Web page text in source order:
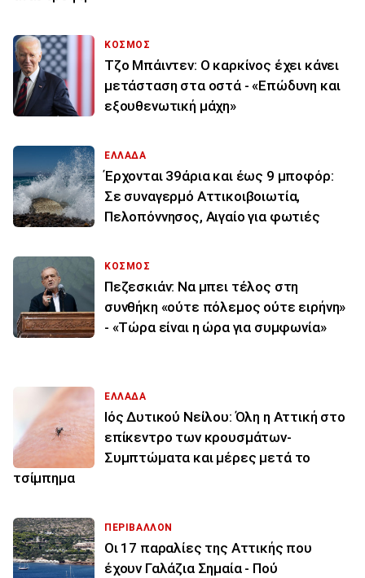
ΚΟΣΜΟΣ
Τζο Μπάιντεν: Ο καρκίνος έχει κάνει
μετάσταση στα οστά - «Επώδυνη και
εξουθενωτική μάχη»
ΕΛΛΑΔΑ
Έρχονται 39άρια και έως 9 μποφόρ:
Σε συναγερμό Αττικοιβοιωτία,
Πελοπόννησος, Αιγαίο για φωτιές
ΚΟΣΜΟΣ
Πεζεσκιάν: Να μπει τέλος στη
συνθήκη «ούτε πόλεμος ούτε ειρήνη»
- «Τώρα είναι η ώρα για συμφωνία»
ΕΛΛΑΔΑ
Ιός Δυτικού Νείλου: Όλη η Αττική στο
επίκεντρο των κρουσμάτων-
Συμπτώματα και μέρες μετά το
τσίμπημα
ΠΕΡΙΒΑΛΛΟΝ
Οι 17 παραλίες της Αττικής που
έχουν Γαλάζια Σημαία - Πού